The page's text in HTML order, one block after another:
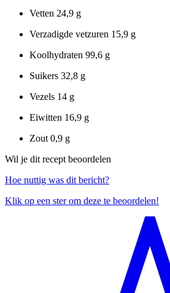
Vetten 24,9 g
Verzadigde vetzuren 15,9 g
Koolhydraten 99,6 g
Suikers 32,8 g
Vezels 14 g
Eiwitten 16,9 g
Zout 0,9 g
Wil je dit recept beoordelen
Hoe nuttig was dit bericht?
Klik op een ster om deze te beoordelen!